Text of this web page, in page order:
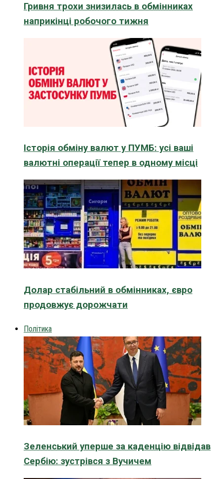
Гривня трохи знизилась в обмінниках
наприкінці робочого тижня
Історія обміну валют у ПУМБ: усі ваші
валютні операції тепер в одному місці
Долар стабільний в обмінниках, євро
продовжує дорожчати
Політика
Зеленський уперше за каденцію відвідав
Сербію: зустрівся з Вучичем